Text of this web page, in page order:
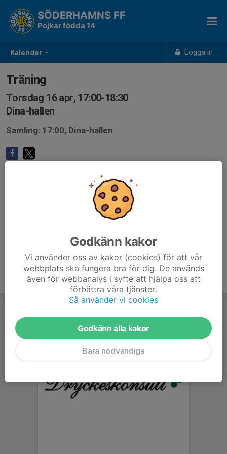
Kalender Logga in
SÖDERHAMNS FF
Pojkar födda 14
Träning
Torsdag 16 apr, 17:00-18:30
Dina-hallen
Samling: 17:00, Dina-hallen
Godkänn kakor
Vi använder oss av kakor (cookies) för att vår
webbplats ska fungera bra för dig. De används
även för webbanalys i syfte att hjälpa oss att
förbättra våra tjänster.
Så använder vi cookies
Godkänn alla kakor
Bara nödvändiga